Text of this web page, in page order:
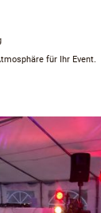
für Ihr Event.